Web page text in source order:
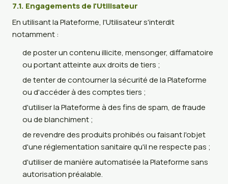
7.1. Engagements de l'Utilisateur
En utilisant la Plateforme, l'Utilisateur s'interdit
notamment :
de poster un contenu illicite, mensonger, diffamatoire
ou portant atteinte aux droits de tiers ;
de tenter de contourner la sécurité de la Plateforme
ou d'accéder à des comptes tiers ;
d'utiliser la Plateforme à des fins de spam, de fraude
ou de blanchiment ;
de revendre des produits prohibés ou faisant l'objet
d'une réglementation sanitaire qu'il ne respecte pas ;
d'utiliser de manière automatisée la Plateforme sans
autorisation préalable.